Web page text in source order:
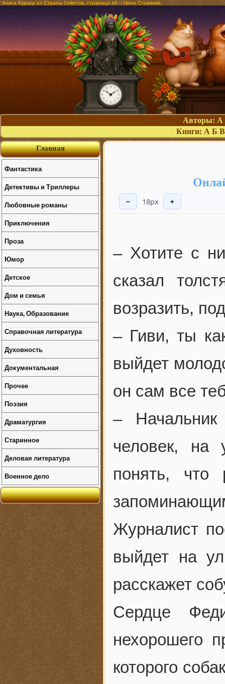
Книга Курьер из Страны Советов, страница 48 – Нина Стожкова
Авторы: А
Книги: А Б В
− 18px +
– Хотите с
сказал
возразить,
– Гиви, ты
выйдет
он сам все
–
человек, на
понять, что
Журналист
выйдет на
расскажет
Сердце
нехорошего
которого
Главная
Фантастика
Детективы и Триллеры
Любовные романы
Приключения
Проза
Юмор
Детское
Дом и семья
Наука, Образование
Справочная литература
Духовность
Документальная
Прочее
Поэзия
Драматургия
Старинное
Деловая литература
Военное дело